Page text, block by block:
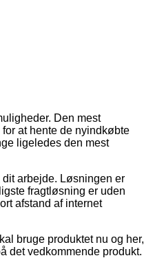
Den mest
at hente de nyindkøbte
ligeledes den mest
arbejde. Løsningen er
fragtløsning er uden
afstand af internet
bruge produktet nu og her,
det vedkommende produkt.